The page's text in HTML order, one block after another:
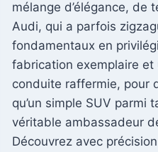
mélange d’élégance, de
Audi, qui a parfois
fondamentaux en
fabrication exemplaire et
conduite raffermie, pour
qu’un simple SUV parmi
véritable ambassadeur
Découvrez avec